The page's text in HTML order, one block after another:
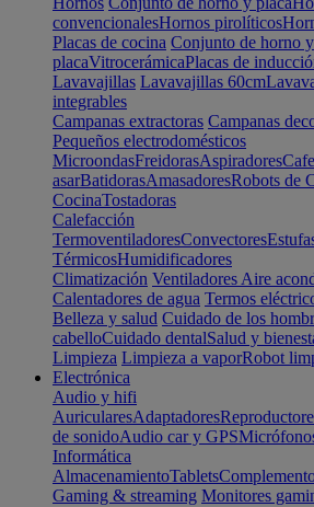
convencionalesHornos pirolíticos
Placas de cocina Conjunto de horno y
placaVitrocerámicaPlacas de
Lavavajillas Lavavajillas 60cm
integrables
Campanas extractoras Campanas
Pequeños electrodomésticos
MicroondasFreidorasAspiradores
asarBatidorasAmasadoresRobots de
CocinaTostadoras
Calefacción
TermoventiladoresConvectores
TérmicosHumidificadores
Climatización Ventiladores Aire
Calentadores de agua Termos
Belleza y salud Cuidado de los
cabelloCuidado dentalSalud y
Limpieza Limpieza a vaporRobot
Electrónica
Audio y hifi
AuricularesAdaptadores
de sonidoAudio car y GPS
Informática
AlmacenamientoTablets
Gaming & streaming Monitores